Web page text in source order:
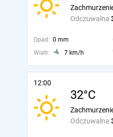
Odczuwalna
Opad: 0 mm
Wiatr:
7 km/h
12:00
32°C
Odczuwalna